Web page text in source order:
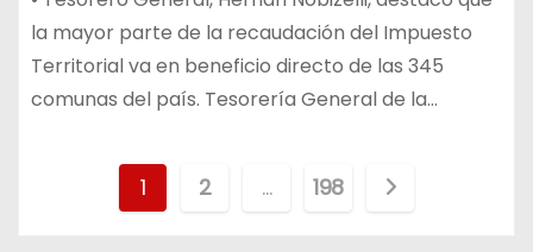
la mayor parte de la recaudación del Impuesto
Territorial va en beneficio directo de las 345
comunas del país. Tesorería General de la…
1 2 … 198